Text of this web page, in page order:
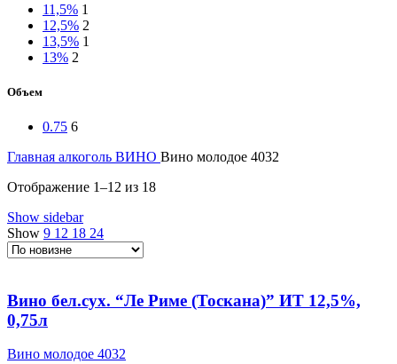
11,5% 1
12,5% 2
13,5% 1
13% 2
Объем
0.75 6
Главная алкоголь ВИНО Вино молодое 4032
Отображение 1–12 из 18Сортировка:
Show sidebar
Show 9 12 18 24
Вино бел.сух. “Ле Риме (Тоскана)” ИТ 12,5%,
0,75л
Вино молодое 4032